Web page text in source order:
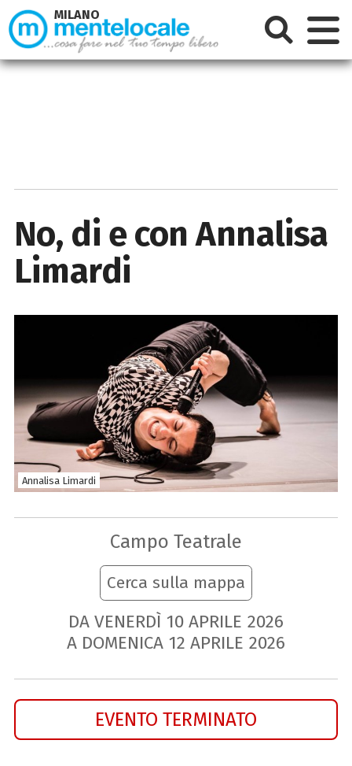
No, di e con Annalisa
Limardi
Annalisa Limardi
Campo Teatrale
Cerca sulla mappa
DA VENERDÌ 10 APRILE 2026
A DOMENICA 12 APRILE 2026
EVENTO TERMINATO
MILANO